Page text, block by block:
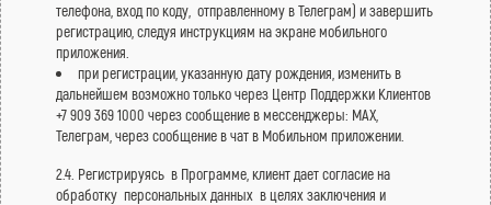
телефона, вход по коду, отправленному в Телеграм) и завершить
регистрацию, следуя инструкциям на экране мобильного
приложения.
при регистрации, указанную дату рождения, изменить в
дальнейшем возможно только через Центр Поддержки Клиентов
+7 909 369 1000 через сообщение в мессенджеры: МАХ,
Телеграм, через сообщение в чат в Мобильном приложении.
2.4. Регистрируясь в Программе, клиент дает согласие на
обработку персональных данных в целях заключения и